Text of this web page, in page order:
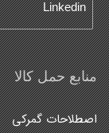
Linkedin
منابع حمل کالا
اصطلاحات گمرکی